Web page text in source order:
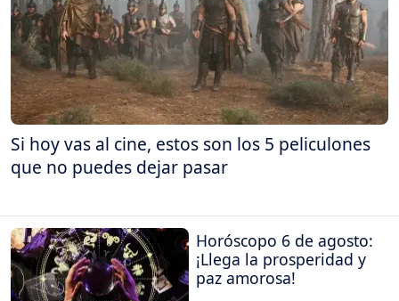
Si hoy vas al cine, estos son los 5 peliculones
que no puedes dejar pasar
Horóscopo 6 de agosto:
¡Llega la prosperidad y
paz amorosa!